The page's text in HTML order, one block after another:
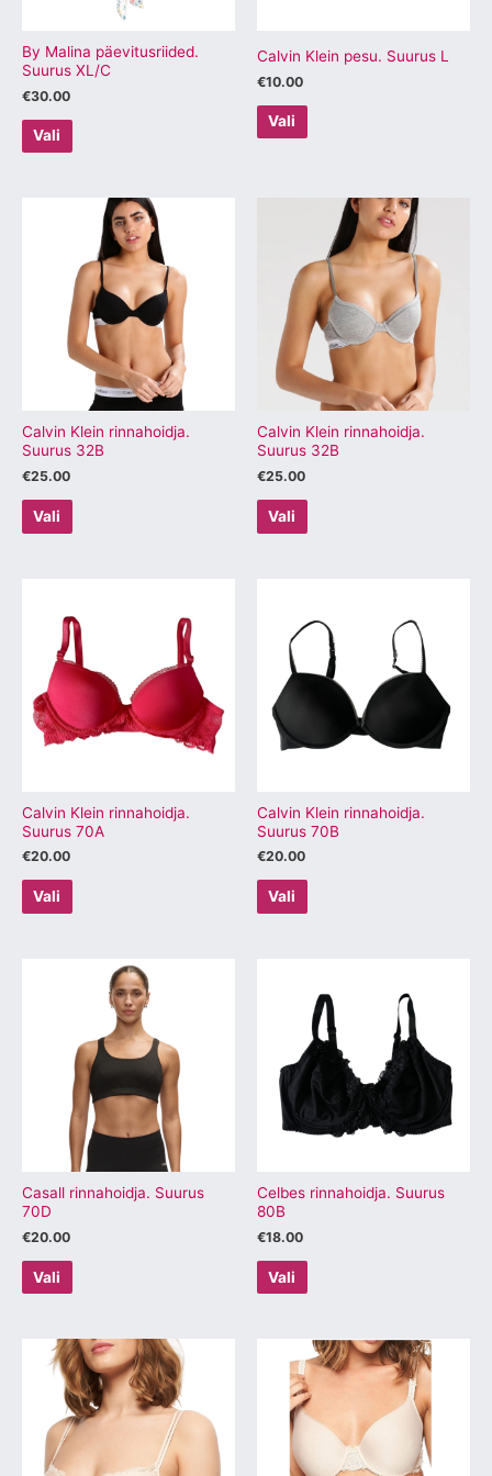
By Malina päevitusriided.
Suurus XL/C
€30.00
Vali
tootelehel.
Calvin Klein pesu. Suurus L
€10.00
Vali
tootelehel.
Calvin Klein rinnahoidja.
Suurus 32B
€25.00
Vali
Sellel
tootel
on
mitu
varianti.
Valikuid
saab
teha
tootelehel.
Calvin Klein rinnahoidja.
Suurus 32B
€25.00
Vali
Sellel
tootel
on
mitu
varianti.
Valikuid
saab
teha
tootelehel.
Calvin Klein rinnahoidja.
Suurus 70A
€20.00
Vali
tootel
on
mitu
varianti.
Valikuid
tootelehel.
Calvin Klein rinnahoidja.
Suurus 70B
€20.00
Vali
tootel
mitu
varianti.
Valikuid
tootelehel.
Casall rinnahoidja. Suurus
70D
€20.00
Vali
tootel
mitu
varianti.
Valikuid
saab
teha
tootelehel.
Celbes rinnahoidja. Suurus
80B
€18.00
Vali
tootel
on
mitu
varianti.
Valikuid
saab
tootelehel.
Sellel
tootel
on
mitu
Sellel
tootel
on
mitu
varianti.